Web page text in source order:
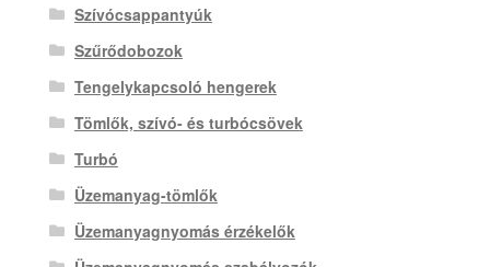
Szívócsappantyúk
Szűrődobozok
Tengelykapcsoló hengerek
Tömlők, szívó- és turbócsövek
Turbó
Üzemanyag-tömlők
Üzemanyagnyomás érzékelők